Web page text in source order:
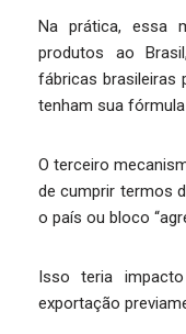
Na prática, essa
produtos ao
fábricas brasileiras
tenham sua
O terceiro
de cumprir termos
o país ou bloco
Isso teria
exportação